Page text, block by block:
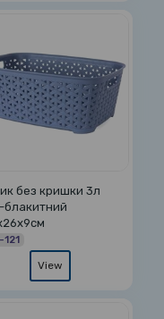
без кришки 3л
блакитний
121
View